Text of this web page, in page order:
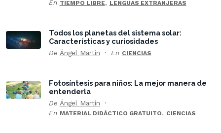
En TIEMPO LIBRE, LENGUAS EXTRANJERAS
Todos los planetas del sistema solar:
Características y curiosidades
De Ángel Martín En CIENCIAS
Fotosíntesis para niños: La mejor manera de
entenderla
De Ángel Martín
En MATERIAL DIDÁCTICO GRATUITO, CIENCIAS